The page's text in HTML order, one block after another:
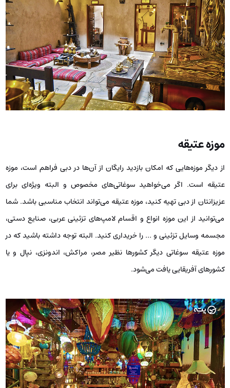
موزه عتیقه
از دیگر موزه‌هایی که امکان بازدید رایگان از آن‌ها در دبی فراهم است، موزه
عتیقه است. اگر می‌خواهید سوغاتی‌های مخصوص و البته ویژه‌ای برای
عزیزانتان از دبی تهیه کنید، موزه عتیقه می‌تواند انتخاب مناسبی باشد. شما
می‌توانید از این موزه انواع و اقسام لامپ‌های تزئینی عربی، صنایع دستی،
مجسمه وسایل تزئینی و … را خریداری کنید. البته توجه داشته باشید که در
موزه عتیقه سوغاتی دیگر کشور‌ها نظیر مصر، مراکش، اندونزی، نپال و یا
کشورهای آفریقایی یافت می‌شود.